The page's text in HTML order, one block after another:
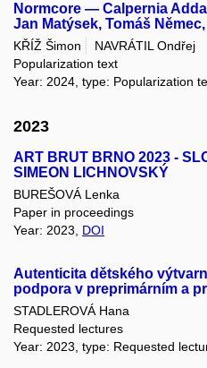
Normcore — Calpernia
Jan Matýsek, Tomáš
KŘÍŽ Šimon
NAVRÁTIL Ondřej
Popularization text
Year: 2024, type: Popularization
2023
ART BRUT BRNO 2023 -
SIMEON LICHNOVSKÝ
BUREŠOVÁ Lenka
Paper in proceedings
Year: 2023, DOI
Autenticita dětského
podpora v preprimárním a
STADLEROVÁ Hana
Requested lectures
Year: 2023, type: Requested